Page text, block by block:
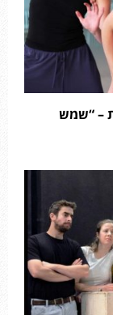
– “שמש